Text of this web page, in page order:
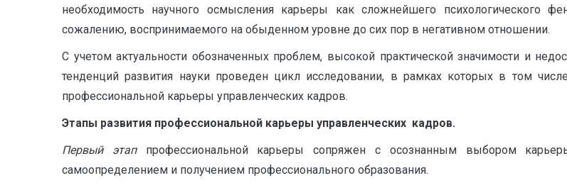
необходимость научного осмысления карьеры как сложнейшего психологического
сожалению, воспринимаемого на обыденном уровне до сих пор в негативном отношении.
С учетом актуальности обозначенных проблем, высокой практической значимости и
тенденций развития науки проведен цикл исследовании, в рамках которых в том
профессиональной карьеры управленческих кадров.
Этапы развития профессиональной карьеры управленческих кадров.
Первый этап профессиональной карьеры сопряжен с осознанным выбором
самоопределением и получением профессионального образования.